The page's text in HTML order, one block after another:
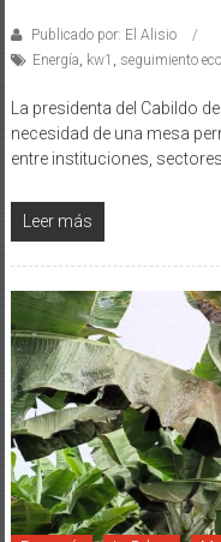
Publicado por: El Alisio
Energía, kw1 , seguimiento
La presidenta del Cabildo
necesidad de una mesa
entre instituciones,
Leer más